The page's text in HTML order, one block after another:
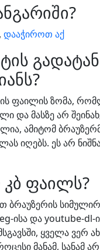
დააჭიროთ აქ
ფაილის ზომა,
მასზე არ
ამიტომ
იღებს. ეს არ
ფაილს?
ბრაუზერის
ისა და youtube-
ყველა ვერ
მანამ, სანამ